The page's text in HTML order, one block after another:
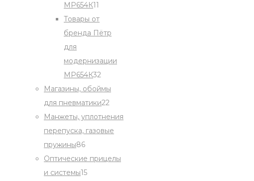
МР654К11
products
Товары от
бренда Пётр
для
модернизации
МР654К32
products
Магазины, обоймы
для пневматики22
products
Манжеты, уплотнения
перепуска, газовые
пружины8686
products
Оптические прицелы
и системы1515